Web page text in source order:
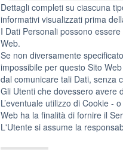
Dettagli completi su ciascuna
informativi visualizzati prima
I Dati Personali possono
Web.
Se non diversamente
impossibile per questo Sito
dal comunicare tali Dati, senza
Gli Utenti che dovessero avere
L’eventuale utilizzo di Cookie -
Web ha la finalità di fornire il
L'Utente si assume la